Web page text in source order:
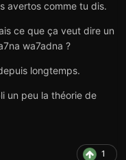
avertos comme tu dis.
ce que ça veut dire un
wa7adna ?
longtemps.
un peu la théorie de
1